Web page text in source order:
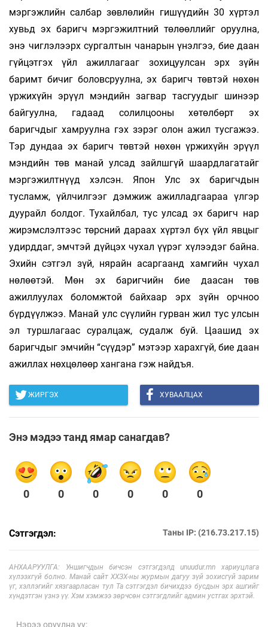
мэргэжлийн салбар зөвлөлийн гишүүдийн 30 хүртэл
хувьд эх баригч мэргэжилтний төлөөллийг оруулна,
энэ чиглэлээрх сургалтын чанарын үнэлгээ, бие даан
гүйцэтгэх үйл ажиллагааг зохицуулсан эрх зүйн
баримт бичиг боловсруулна, эх баригч төвтэй нөхөн
үржихүйн эрүүл мэндийн загвар тасгуудыг шинээр
байгуулна, гадаад солилцооны хөтөлбөрт эх
баригчдыг хамруулна гэх зэрэг олон ажил тусгажээ.
Тэр дундаа эх баригч төвтэй нөхөн үржихүйн эрүүл
мэндийн төв манай улсад зайлшгүй шаардлагатайг
мэргэжилтнүүд хэлсэн. Япон Улс эх баригчдын
тусламж, үйлчилгээг дэмжиж ажилладгаараа үлгэр
дуурайл болдог. Тухайлбал, тус улсад эх баригч нар
жирэмслэлтээс төрсний дараах хүртэл бүх үйл явцыг
удирддаг, эмчтэй дүйцэх чухал үүрэг хүлээдэг байна.
Эхийн сэтгэл зүй, нярайн асаргаанд хамгийн чухал
нөлөөтэй. Мөн эх баригчийн бие даасан төв
ажиллуулах боломжтой байхаар эрх зүйн орчноо
бүрдүүлжээ. Манай улс сүүлийн гурван жил тус улсын
эл туршлагаас суралцаж, судалж буй. Цаашид эх
баригчдыг эмчийн “сүүдэр” мэтээр харахгүй, бие даан
ажиллах нөхцөлөөр хангана гэж найдъя.
ЖИРГЭХ ХУВААЛЦАХ
Энэ мэдээ танд ямар санагдав?
0 0 0 0 0 0
Сэтгэгдэл: Таны IP: (216.73.217.15)
АНХААРУУЛГА: Уншигчдын бичсэн сэтгэгдэлд unuudur.mn хариуцлага
хүлээхгүй болно. Манай сайт ХХЗХ-ны журмын дагуу зүй зохисгүй зарим
үг, хэллэгийг хязгаарласан тул Та сэтгэгдэл бичихдээ бусдын эрх ашгийг
хүндэтгэн үзнэ үү. Хэм хэмжээ зөрчсөн сэтгэгдлийг админ устгах эрхтэй.